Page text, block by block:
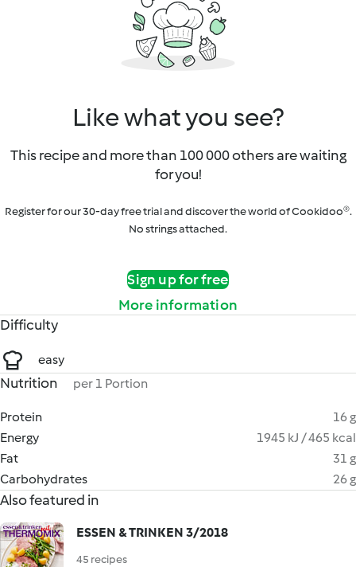
Like what you see?
This recipe and more than 100 000 others are waiting
for you!
Register for our 30-day free trial and discover the world of Cookidoo®.
No strings attached.
Sign up for free
More information
Difficulty
easy
Nutrition per 1 Portion
Protein
16 g
Energy
1945 kJ / 465 kcal
Fat
31 g
Carbohydrates
26 g
Also featured in
ESSEN & TRINKEN 3/2018
45 recipes